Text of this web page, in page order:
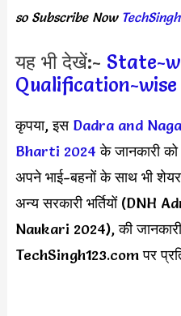
so Subscribe Now
यह भी देखें:- State-
Qualification-wise
कृपया, इस Dadra and
Bharti 2024 के जानकारी
अपने भाई-बहनों के साथ भी
अन्य सरकारी भर्तियों
Naukari 2024), की
TechSingh123.com पर